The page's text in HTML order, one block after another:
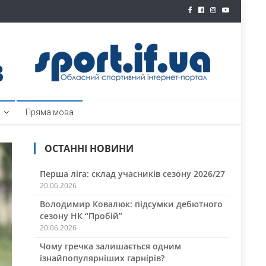
Пряма мова
ОСТАННІ НОВИНИ
Перша ліга: склад учасників сезону 2026/27
20.06.2026
Володимир Ковалюк: підсумки дебютного
сезону НК “Пробій”
20.06.2026
Чому гречка залишається одним
ізнайпопулярніших гарнірів?